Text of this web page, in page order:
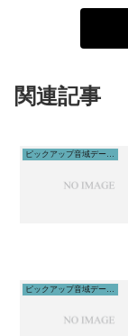
関連記事
ピックアップ音域データ解説